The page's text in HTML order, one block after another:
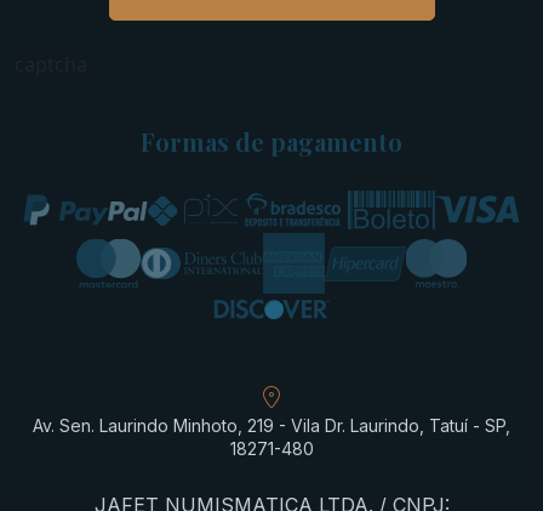
Formas de pagamento
Av. Sen. Laurindo Minhoto, 219 - Vila Dr. Laurindo, Tatuí - SP,
18271-480
JAFET NUMISMATICA LTDA. / CNPJ: